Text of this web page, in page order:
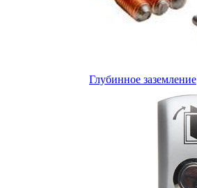
Глубинное заземление